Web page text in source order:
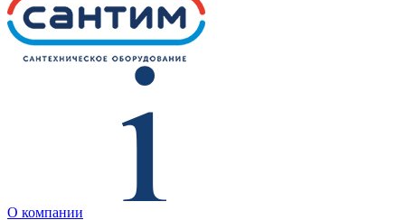
О компании